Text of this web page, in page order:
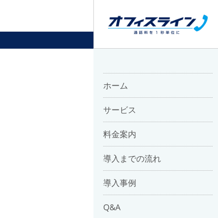
ホーム
サービス
料金案内
導入までの流れ
導入事例
Q&A